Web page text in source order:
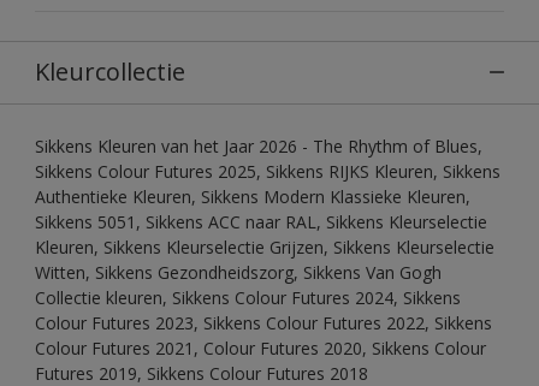
Kleurcollectie
Sikkens Kleuren van het Jaar 2026 - The Rhythm of Blues,
Sikkens Colour Futures 2025, Sikkens RIJKS Kleuren, Sikkens
Authentieke Kleuren, Sikkens Modern Klassieke Kleuren,
Sikkens 5051, Sikkens ACC naar RAL, Sikkens Kleurselectie
Kleuren, Sikkens Kleurselectie Grijzen, Sikkens Kleurselectie
Witten, Sikkens Gezondheidszorg, Sikkens Van Gogh
Collectie kleuren, Sikkens Colour Futures 2024, Sikkens
Colour Futures 2023, Sikkens Colour Futures 2022, Sikkens
Colour Futures 2021, Colour Futures 2020, Sikkens Colour
Futures 2019, Sikkens Colour Futures 2018